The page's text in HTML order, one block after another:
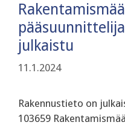
julkaistu
11.1.2024
Rakennustieto on
103659